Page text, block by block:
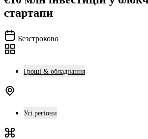
стартапи
Безстроково
Гроші & обладнання
Усі регіони